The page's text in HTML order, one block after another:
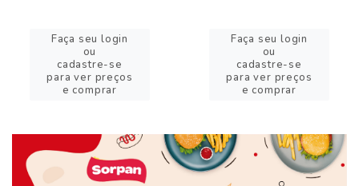
Faça seu login
ou
cadastre-se
para ver preços
e comprar
Faça seu login
ou
cadastre-se
para ver preços
e comprar